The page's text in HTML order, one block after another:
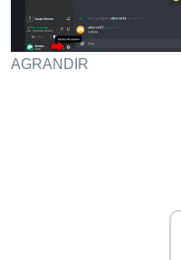
AGRANDIR